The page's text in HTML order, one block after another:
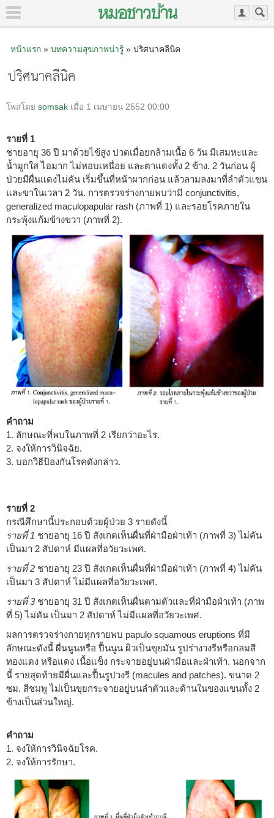
หน้าแรก» บทความสุขภาพน่ารู้» ปริศนาคลีนิค
ปริศนาคลีนิค
โพสโดย somsak เมื่อ 1 เมษายน 2552 00:00
รายที่ 1
ชายอายุ 36 ปี มาด้วยไข้สูง ปวดเมื่อยกล้ามเนื้อ 6 วัน มีเสมหะและ
น้ำมูกใส ไอมาก ไม่หอบเหนื่อย และตาแดงทั้ง 2 ข้าง. 2 วันก่อน ผู้
ป่วยมีผื่นแดงไม่คัน เริ่มขึ้นที่หน้าผากก่อน แล้วลามลงมาที่ลำตัวแขน
และขาในเวลา 2 วัน. การตรวจร่างกายพบว่ามี conjunctivitis,
generalized maculopapular rash (ภาพที่ 1) และรอยโรคภายใน
กระพุ้งแก้มข้างขวา (ภาพที่ 2).
คำถาม
1. ลักษณะที่พบในภาพที่ 2 เรียกว่าอะไร.
2. จงให้การวินิจฉัย.
3. บอกวิธีป้องกันโรคดังกล่าว.
รายที่ 2
กรณีศึกษานี้ประกอบด้วยผู้ป่วย 3 รายดังนี้
รายที่ 1 ชายอายุ 16 ปี สังเกตเห็นผื่นที่ฝ่ามือฝ่าเท้า (ภาพที่ 3) ไม่คัน
เป็นมา 2 สัปดาห์ มีแผลที่อวัยวะเพศ.
รายที่ 2 ชายอายุ 23 ปี สังเกตเห็นผื่นที่ฝ่ามือฝ่าเท้า (ภาพที่ 4) ไม่คัน
เป็นมา 3 สัปดาห์ ไม่มีแผลที่อวัยวะเพศ.
รายที่ 3ชายอายุ 31 ปี สังเกตเห็นผื่นตามตัวและที่ฝ่ามือฝ่าเท้า (ภาพ
ที่ 5) ไม่คัน เป็นมา 2 สัปดาห์ ไม่มีแผลที่อวัยวะเพศ.
ผลการตรวจร่างกายทุกรายพบ papulo squamous eruptions ที่มี
ลักษณะดังนี้ ผื่นนูนหรือ ปื้นนูน ผิวเป็นขุยมัน รูปร่างวงรีหรือกลมสี
ทองแดง หรือแดง เนื้อแข็ง กระจายอยู่บนฝ่ามือและฝ่าเท้า. นอกจาก
นี้ รายสุดท้ายมีผื่นและปื้นรูปวงรี (macules and patches). ขนาด 2
ซม. สีชมพู ไม่เป็นขุยกระจายอยู่บนลำตัวและด้านในของแขนทั้ง 2
ข้างเป็นส่วนใหญ่.
คำถาม
1. จงให้การวินิจฉัยโรค.
2. จงให้การรักษา.